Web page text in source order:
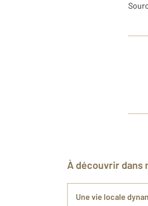
À découvrir
Une vie locale